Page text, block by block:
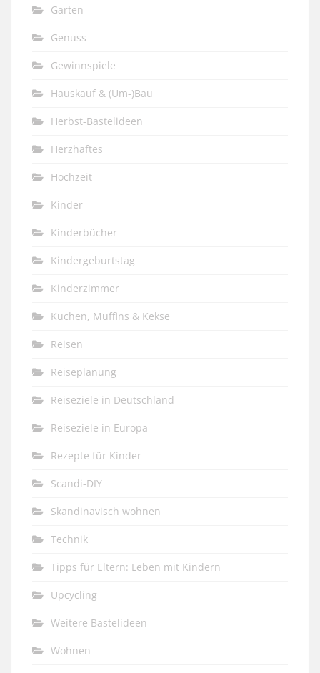
Garten
Genuss
Gewinnspiele
Hauskauf & (Um-)Bau
Herbst-Bastelideen
Herzhaftes
Hochzeit
Kinder
Kinderbücher
Kindergeburtstag
Kinderzimmer
Kuchen, Muffins & Kekse
Reisen
Reiseplanung
Reiseziele in Deutschland
Reiseziele in Europa
Rezepte für Kinder
Scandi-DIY
Skandinavisch wohnen
Technik
Tipps für Eltern: Leben mit Kindern
Upcycling
Weitere Bastelideen
Wohnen